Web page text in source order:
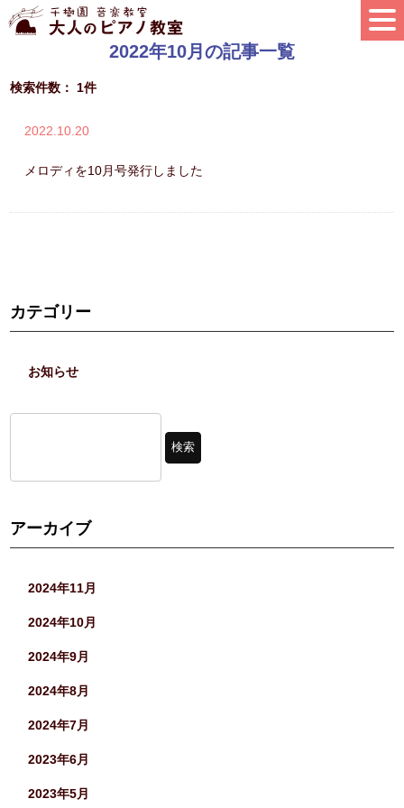
2022年10月の記事一覧
検索件数： 1件
2022.10.20
メロディを10月号発行しました
カテゴリー
お知らせ
アーカイブ
2024年11月
2024年10月
2024年9月
2024年8月
2024年7月
2023年6月
2023年5月